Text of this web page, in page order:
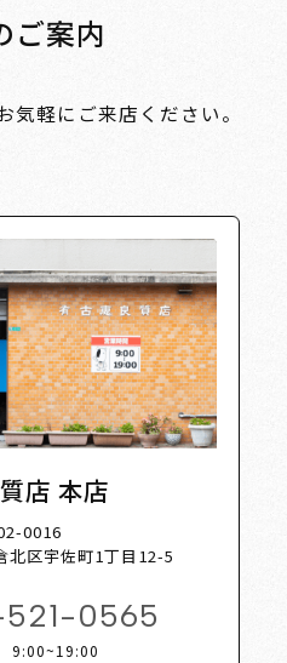
ご案内
気軽にご来店ください。
店 本店
0016
北区宇佐町1丁目12-5
0565
9:00~19:00